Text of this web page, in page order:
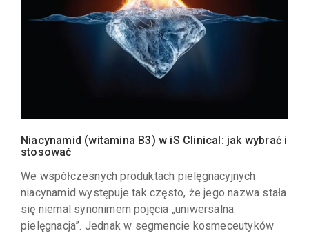
Niacynamid (witamina B3) w iS Clinical: jak wybrać i
stosować
We współczesnych produktach pielęgnacyjnych
niacynamid występuje tak często, że jego nazwa stała
się niemal synonimem pojęcia „uniwersalna
pielęgnacja”. Jednak w segmencie kosmeceutyków